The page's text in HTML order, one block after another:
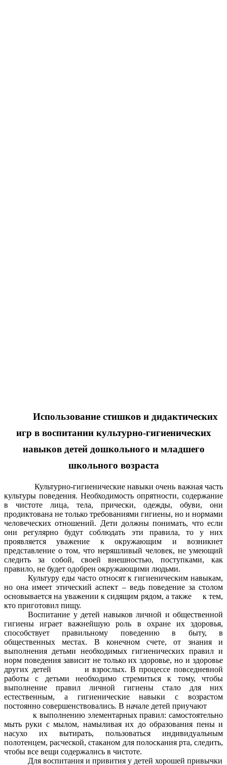
Использование стишков и дидактических
игр в воспитании культурно-гигиенических
навыков детей дошкольного и младшего
школьного возраста
Культурно-гигиенические навыки очень важная часть
культуры поведения. Необходимость опрятности, содержание
в чистоте лица, тела, прически, одежды, обуви, они
продиктована не только требованиями гигиены, но и нормами
человеческих отношений. Дети должны понимать, что если
они регулярно будут соблюдать эти правила, то у них
проявляется уважение к окружающим и возникнет
представление о том, что неряшливый человек, не умеющий
следить за собой, своей внешностью, поступками, как
правило, не будет одобрен окружающими людьми.
Культуру еды часто относят к гигиеническим навыкам,
но она имеет этический аспект – ведь поведение за столом
основывается на уважении к сидящим рядом, а также к тем,
кто приготовил пищу.
Воспитание у детей навыков личной и общественной
гигиены играет важнейшую роль в охране их здоровья,
способствует правильному поведению в быту, в
общественных местах. В конечном счете, от знания и
выполнения детьми необходимых гигиенических правил и
норм поведения зависит не только их здоровье, но и здоровье
других детей и взрослых. В процессе повседневной
работы с детьми необходимо стремиться к тому, чтобы
выполнение правил личной гигиены стало для них
естественным, а гигиенические навыки с возрастом
постоянно совершенствовались. В начале детей приучают
к выполнению элементарных правил: самостоятельно
мыть руки с мылом, намыливая их до образования пены и
насухо их вытирать, пользоваться индивидуальным
полотенцем, расческой, стаканом для полоскания рта, следить,
чтобы все вещи содержались в чистоте.
Для воспитания и привития у детей хорошей привычки